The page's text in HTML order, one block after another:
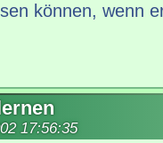
können, wenn
17:56:35